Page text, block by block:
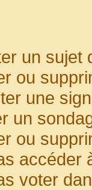
un sujet
ou
une
un
ou
accéder
voter